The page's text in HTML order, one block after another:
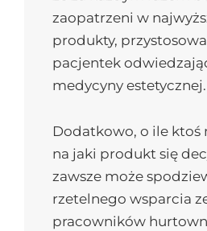
zaopatrzeni w
produkty,
pacjentek
medycyny estetycznej.
Dodatkowo, o ile ktoś
na jaki produkt się
zawsze może
rzetelnego wsparcia
pracowników